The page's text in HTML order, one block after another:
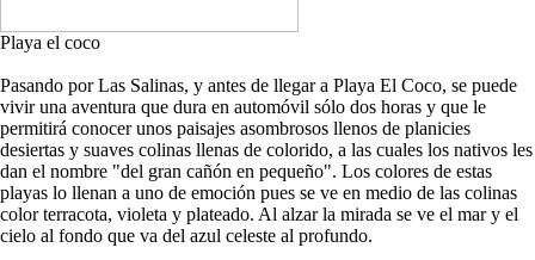
Playa el coco
Pasando por Las Salinas, y antes de llegar a Playa El Coco, se puede
vivir una aventura que dura en automóvil sólo dos horas y que le
permitirá conocer unos paisajes asombrosos llenos de planicies
desiertas y suaves colinas llenas de colorido, a las cuales los nativos les
dan el nombre "del gran cañón en pequeño". Los colores de estas
playas lo llenan a uno de emoción pues se ve en medio de las colinas
color terracota, violeta y plateado. Al alzar la mirada se ve el mar y el
cielo al fondo que va del azul celeste al profundo.